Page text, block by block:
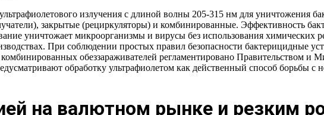
излучения с длиной волны 205-315 нм для уничтожения
закрытые (рециркуляторы) и комбинированные. Эффективность
уничтожает микроорганизмы и вирусы без использования химических
При соблюдении простых правил безопасности бактерицидные
обеззараживателей регламентировано Правительством
обработку ультрафиолетом как действенный способ борьбы с
на валютном рынке и резким